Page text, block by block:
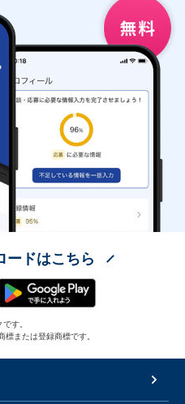
ードはこちら
す。
または登録商標です。